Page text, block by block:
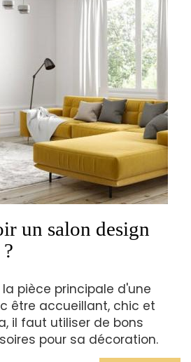
un salon design
pièce principale d'une
être accueillant, chic et
il faut utiliser de bons
pour sa décoration.